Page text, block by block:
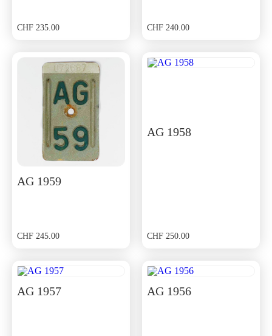
CHF 235.00 CHF 240.00
AG 1959
CHF 245.00
AG 1958
CHF 250.00
AG 1957 AG 1956